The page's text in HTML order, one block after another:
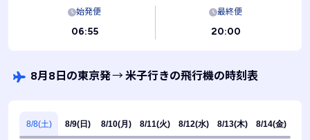
始発便
06:55
最終便
20:00
8月8日の東京発→米子行きの飛行機の時刻表
8/8(土) 8/9(日) 8/10(月) 8/11(火) 8/12(水) 8/13(木) 8/14(金)